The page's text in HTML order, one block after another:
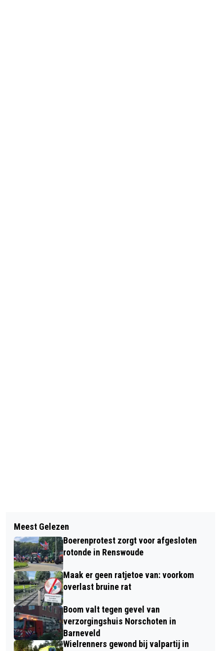
GELDERLAND GRIJPT IN BIJ NIET-
SCHUWE WOLF OP NOORD-VELUWE
ALLE REUK- EN SMAAKONDERZOEKEN
OP 1 DAG IN ZIEKENHUIS GELDERSE
VALLEI
Meest Gelezen
Boerenprotest zorgt voor afgesloten
rotonde in Renswoude
Maak er geen ratjetoe van: voorkom
overlast bruine rat
Boom valt tegen gevel van
verzorgingshuis Norschoten in
Barneveld
Wielrenners gewond bij valpartij in